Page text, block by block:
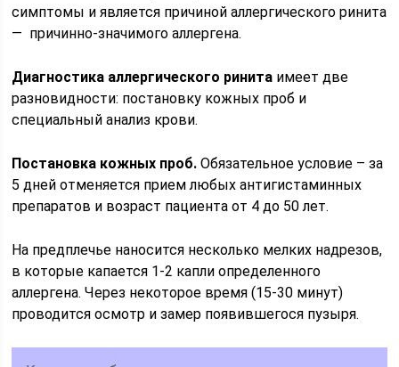
симптомы и является причиной аллергического ринита
— причинно-значимого аллергена.
Диагностика аллергического ринита имеет две
разновидности: постановку кожных проб и
специальный анализ крови.
Постановка кожных проб. Обязательное условие – за
5 дней отменяется прием любых антигистаминных
препаратов и возраст пациента от 4 до 50 лет.
На предплечье наносится несколько мелких надрезов,
в которые капается 1-2 капли определенного
аллергена. Через некоторое время (15-30 минут)
проводится осмотр и замер появившегося пузыря.